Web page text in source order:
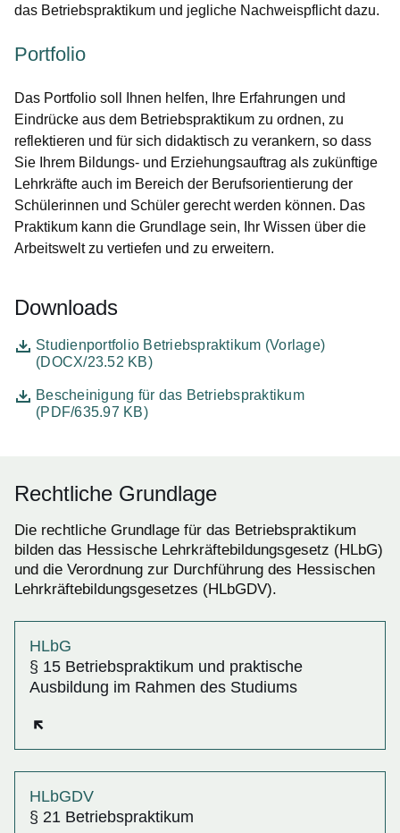
das Betriebspraktikum und jegliche Nachweispflicht dazu.
Portfolio
Das Portfolio soll Ihnen helfen, Ihre Erfahrungen und
Eindrücke aus dem Betriebspraktikum zu ordnen, zu
reflektieren und für sich didaktisch zu verankern, so dass
Sie Ihrem Bildungs- und Erziehungsauftrag als zukünftige
Lehrkräfte auch im Bereich der Berufsorientierung der
Schülerinnen und Schüler gerecht werden können. Das
Praktikum kann die Grundlage sein, Ihr Wissen über die
Arbeitswelt zu vertiefen und zu erweitern.
Downloads
DateiStudienportfolio Betriebspraktikum (Vorlage)
(DOCX/23.52 KB)
Öffnet sich in einem neuen Fenster
DateiBescheinigung für das Betriebspraktikum
(PDF/635.97 KB)
Öffnet sich in einem neuen Fenster
Rechtliche Grundlage
Die rechtliche Grundlage für das Betriebspraktikum
bilden das Hessische Lehrkräftebildungsgesetz (HLbG)
und die Verordnung zur Durchführung des Hessischen
Lehrkräftebildungsgesetzes (HLbGDV).
HLbG
§ 15 Betriebspraktikum und praktische
Ausbildung im Rahmen des Studiums
HLbGDV
§ 21 Betriebspraktikum